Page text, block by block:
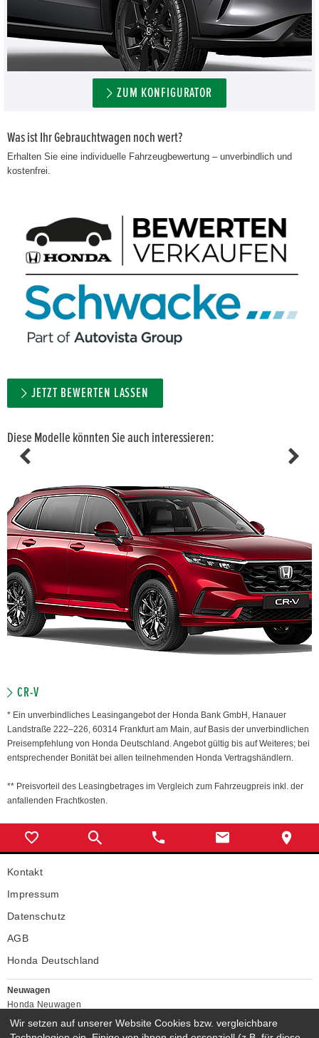
ZUM KONFIGURATOR
Was ist Ihr Gebrauchtwagen noch wert?
Erhalten Sie eine individuelle Fahrzeugbewertung – unverbindlich und
kostenfrei.
JETZT BEWERTEN LASSEN
Diese Modelle könnten Sie auch interessieren:
CR-V
* Ein unverbindliches Leasingangebot der Honda Bank GmbH, Hanauer
Landstraße 222–226, 60314 Frankfurt am Main, auf Basis der unverbindlichen
Preisempfehlung von Honda Deutschland. Angebot gültig bis auf Weiteres; bei
entsprechender Bonität bei allen teilnehmenden Honda Vertragshändlern.
** Preisvorteil des Leasingbetrages im Vergleich zum Fahrzeugpreis inkl. der
anfallenden Frachtkosten.
Kontakt
Impressum
Datenschutz
AGB
Honda Deutschland
Neuwagen
Honda Neuwagen
Gebrauchtwagen
Wir setzen auf unserer Website Cookies bzw. vergleichbare